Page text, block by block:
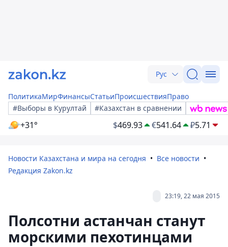
Рус
ПолитикаМирФинансыСтатьиПроисшествияПраво
#Выборы в Курултай
#Казахстан в сравнении
+31° $469.93 €541.64 ₽5.71
Новости Казахстана и мира на сегодня
Все новости
Редакция Zakon.kz
23:19, 22 мая 2015
Полсотни астанчан станут
морскими пехотинцами